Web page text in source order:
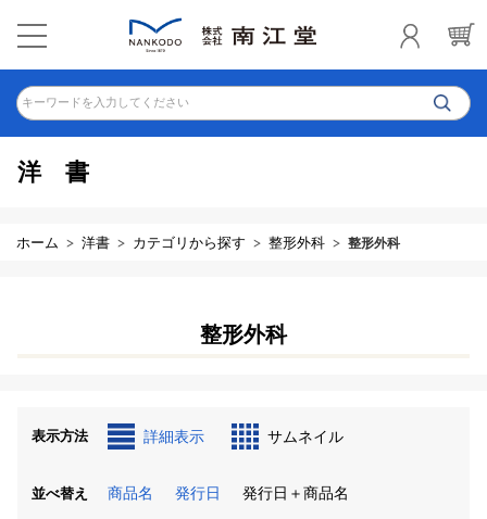
キーワードを入力してください
洋書
ホーム 洋書 カテゴリから探す 整形外科 整形外科
整形外科
表示方法 詳細表示 サムネイル
並べ替え 商品名 発行日 発行日＋商品名